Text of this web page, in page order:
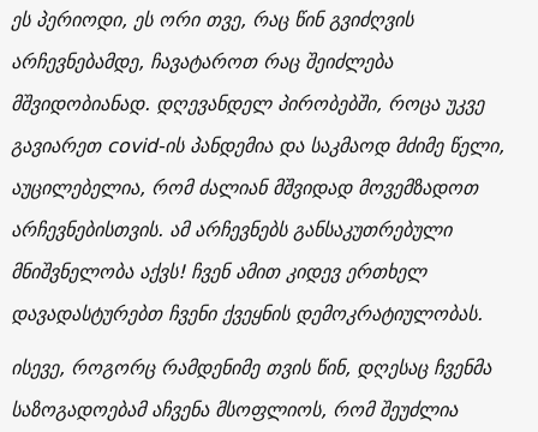
ეს პერიოდი, ეს ორი თვე, რაც წინ გვიძღვის
არჩევნებამდე, ჩავატაროთ რაც შეიძლება
მშვიდობიანად. დღევანდელ პირობებში, როცა უკვე
გავიარეთ covid-ის პანდემია და საკმაოდ მძიმე წელი,
აუცილებელია, რომ ძალიან მშვიდად მოვემზადოთ
არჩევნებისთვის. ამ არჩევნებს განსაკუთრებული
მნიშვნელობა აქვს! ჩვენ ამით კიდევ ერთხელ
დავადასტურებთ ჩვენი ქვეყნის დემოკრატიულობას.
ისევე, როგორც რამდენიმე თვის წინ, დღესაც ჩვენმა
საზოგადოებამ აჩვენა მსოფლიოს, რომ შეუძლია